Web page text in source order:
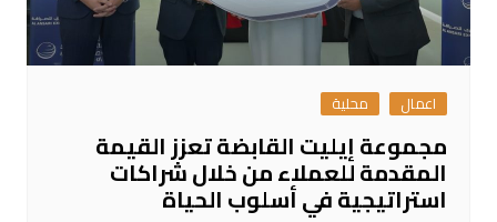
اعمال محلية
مجموعة إيليت القابضة تعزز القيمة
المقدمة للعملاء من خلال شراكات
استراتيجية في أسلوب الحياة